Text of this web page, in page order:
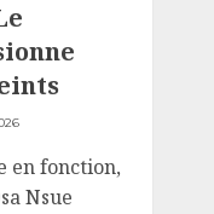
en fonction,
Nsue